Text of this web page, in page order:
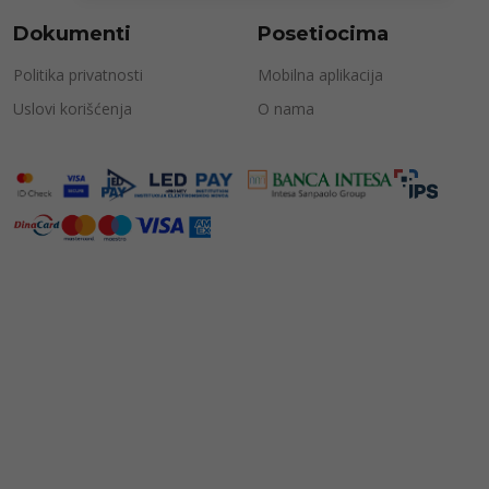
Dokumenti
Politika privatnosti
Uslovi korišćenja
Posetiocima
Mobilna aplikacija
O nama